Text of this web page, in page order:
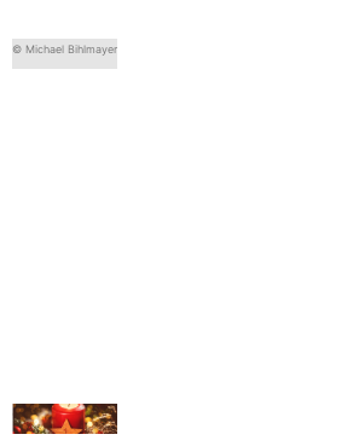
© Michael Bihlmayer
© Michael Bihlmayer